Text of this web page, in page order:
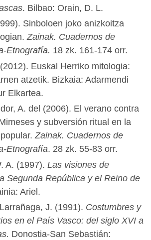
. Bilbao: Orain, D. L.
Sinboloen joko anizkoitza
Zainak. Cuadernos de
Etnografía. 18 zk. 161-174 orr.
Euskal Herriko mitologia:
atzetik. Bizkaia: Adarmendi
Elkartea.
A. del (2006). El verano contra
y subversión ritual en la
Zainak. Cuadernos de
Etnografía. 28 zk. 55-83 orr.
A. (1997). Las visiones de
Segunda República y el Reino de
Ariel.
J. (1991). Costumbres y
en el País Vasco: del siglo XVI a
Donostia-San Sebastián: